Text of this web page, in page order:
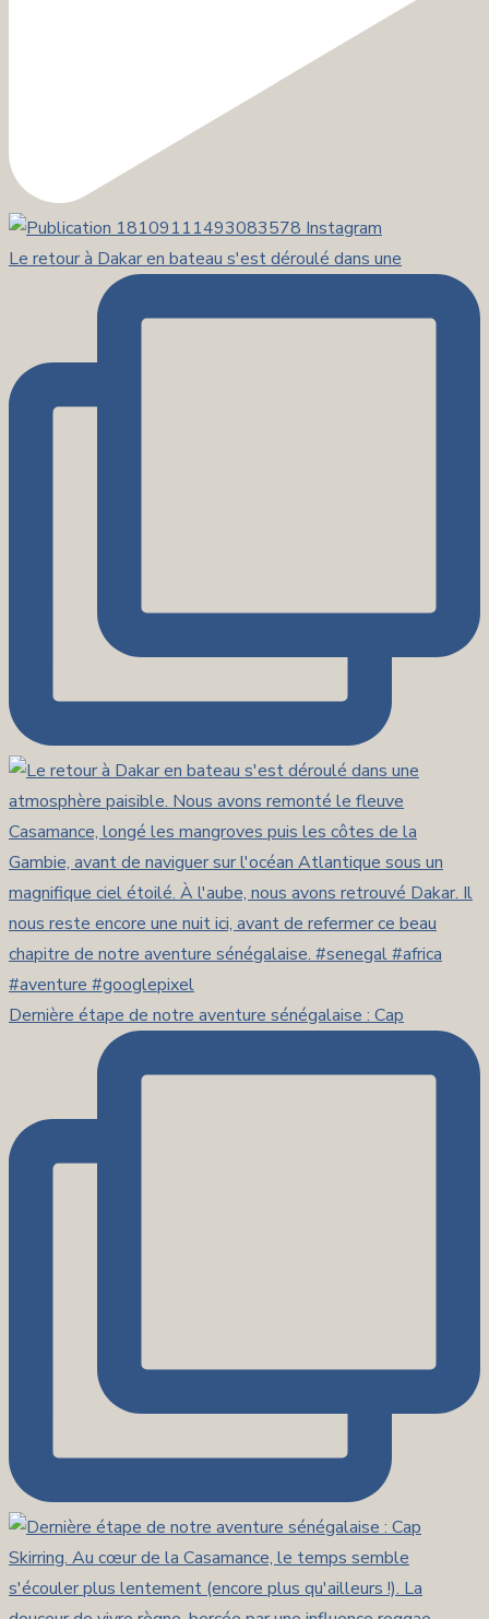
Le retour à Dakar en bateau s'est déroulé dans une
Dernière étape de notre aventure sénégalaise : Cap